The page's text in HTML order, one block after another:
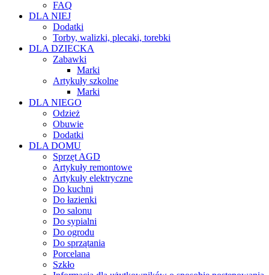
FAQ
DLA NIEJ
Dodatki
Torby, walizki, plecaki, torebki
DLA DZIECKA
Zabawki
Marki
Artykuły szkolne
Marki
DLA NIEGO
Odzież
Obuwie
Dodatki
DLA DOMU
Sprzęt AGD
Artykuły remontowe
Artykuły elektryczne
Do kuchni
Do łazienki
Do salonu
Do sypialni
Do ogrodu
Do sprzątania
Porcelana
Szkło